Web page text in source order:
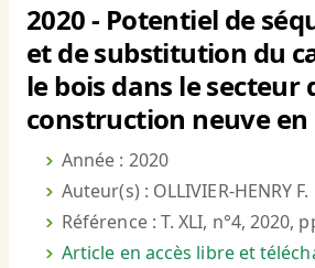
2020 - Potentiel de
et de substitution du
le bois dans le secteur
construction neuve en
Année : 2020
Auteur(s) : OLLIVIER-HENRY F.
Référence : T. XLI, n°4, 2020,
Article en accès libre et